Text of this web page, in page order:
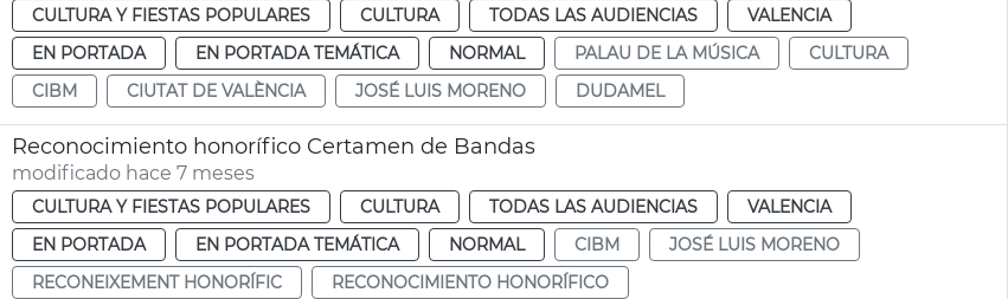
CULTURA Y FIESTAS POPULARES CULTURA TODAS LAS AUDIENCIAS
VALENCIA
EN PORTADA
EN PORTADA TEMÁTICA NORMAL PALAU DE LA MÚSICA
CULTURA
CIBM
CIUTAT DE VALÈNCIA JOSÉ LUIS MORENO DUDAMEL
Reconocimiento honorífico Certamen de Bandas
modificado hace 7 meses
CULTURA Y FIESTAS POPULARES CULTURA TODAS LAS AUDIENCIAS
VALENCIA
EN PORTADA
EN PORTADA TEMÁTICA NORMAL CIBM
JOSÉ LUIS MORENO
RECONEIXEMENT HONORÍFIC
RECONOCIMIENTO HONORÍFICO